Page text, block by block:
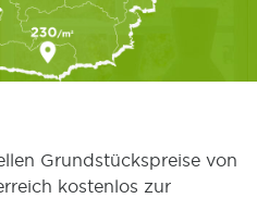
Grundstückspreise von
kostenlos zur